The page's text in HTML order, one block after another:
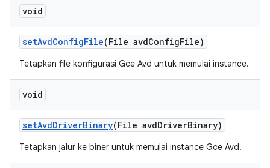
void
setAvdConfigFile(File avdConfigFile)
Tetapkan file konfigurasi Gce Avd untuk memulai instance.
void
setAvdDriverBinary(File avdDriverBinary)
Tetapkan jalur ke biner untuk memulai instance Gce Avd.